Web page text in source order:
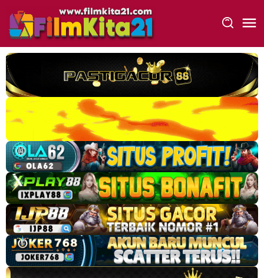
konten